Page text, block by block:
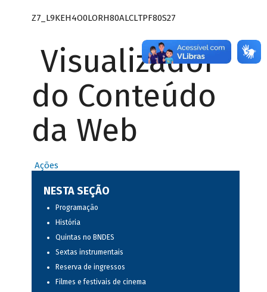
Z7_L9KEH4O0LORH80ALCLTPF80S27
Visualizador
do Conteúdo
da Web
Ações
NESTA SEÇÃO
Programação
História
Quintas no BNDES
Sextas instrumentais
Reserva de ingressos
Filmes e festivais de cinema